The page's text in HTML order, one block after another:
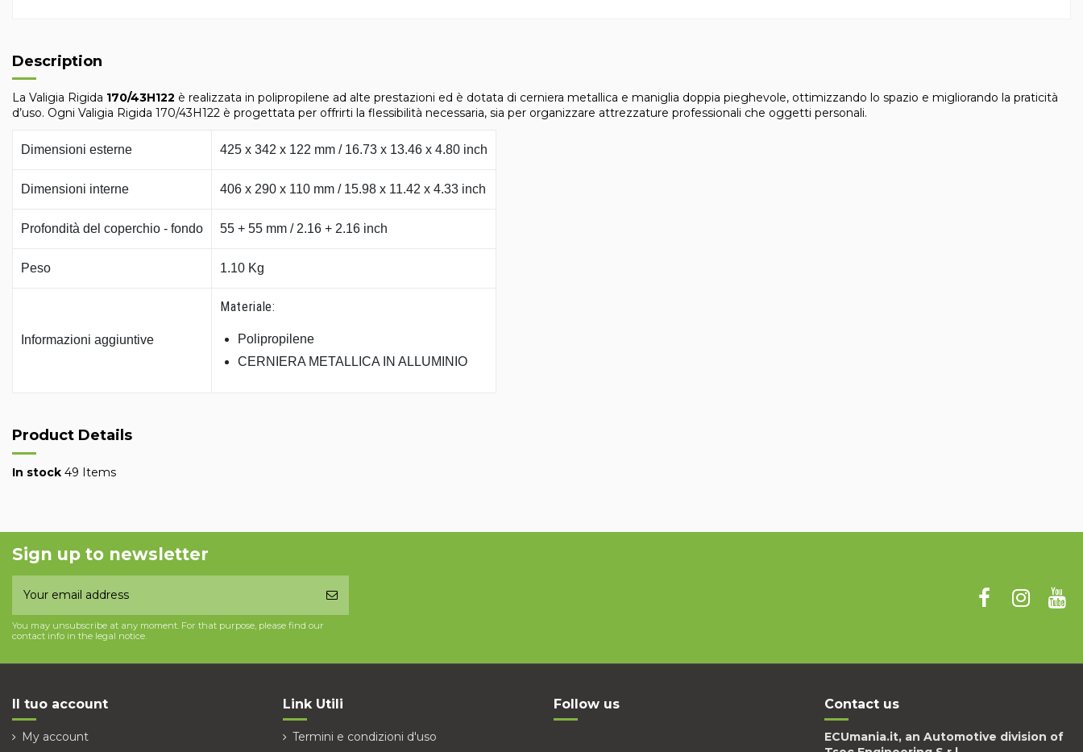
Description
La Valigia Rigida 170/43H122 è realizzata in polipropilene ad alte prestazioni ed è dotata di cerniera metallica e maniglia doppia pieghevole, ottimizzando lo spazio e migliorando la praticità
d’uso. Ogni Valigia Rigida 170/43H122 è progettata per offrirti la flessibilità necessaria, sia per organizzare attrezzature professionali che oggetti personali.
Dimensioni esterne 425 x 342 x 122 mm / 16.73 x 13.46 x 4.80 inch
Dimensioni interne 406 x 290 x 110 mm / 15.98 x 11.42 x 4.33 inch
Profondità del coperchio - fondo 55 + 55 mm / 2.16 + 2.16 inch
Peso 1.10 Kg
Informazioni aggiuntive
Materiale:
Polipropilene
CERNIERA METALLICA IN ALLUMINIO
Product Details
In stock 49 Items
Sign up to newsletter
You may unsubscribe at any moment. For that purpose, please find our
contact info in the legal notice.
Il tuo account
My account
Link Utili
Termini e condizioni d'uso
Follow us Contact us
ECUmania.it, an Automotive division of